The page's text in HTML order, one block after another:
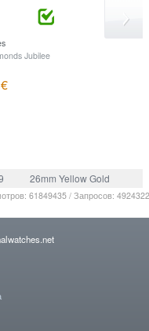
Jubilee
26mm Yellow Gold
61849435 / Запросов: